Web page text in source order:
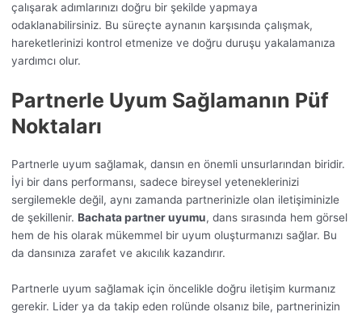
çalışarak adımlarınızı doğru bir şekilde yapmaya
odaklanabilirsiniz. Bu süreçte aynanın karşısında çalışmak,
hareketlerinizi kontrol etmenize ve doğru duruşu yakalamanıza
yardımcı olur.
Partnerle Uyum Sağlamanın Püf
Noktaları
Partnerle uyum sağlamak, dansın en önemli unsurlarından biridir.
İyi bir dans performansı, sadece bireysel yeteneklerinizi
sergilemekle değil, aynı zamanda partnerinizle olan iletişiminizle
de şekillenir. Bachata partner uyumu, dans sırasında hem görsel
hem de his olarak mükemmel bir uyum oluşturmanızı sağlar. Bu
da dansınıza zarafet ve akıcılık kazandırır.
Partnerle uyum sağlamak için öncelikle doğru iletişim kurmanız
gerekir. Lider ya da takip eden rolünde olsanız bile, partnerinizin